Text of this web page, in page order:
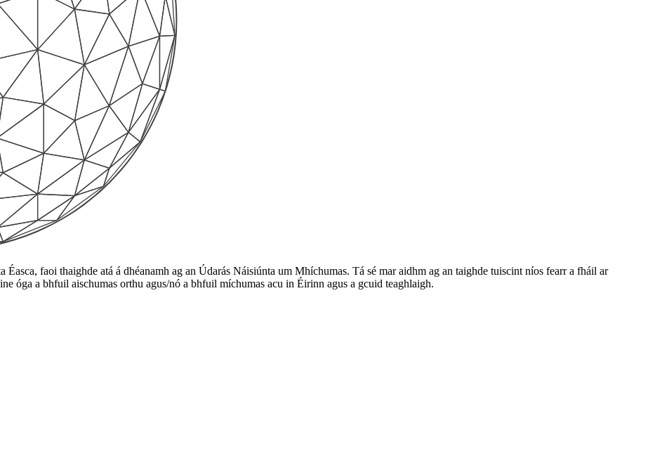
faoi thaighde atá á dhéanamh ag an Údarás Náisiúnta um Mhíchumas. Tá sé mar aidhm ag an taighde tuiscint níos fearr a fháil ar
óga a bhfuil aischumas orthu agus/nó a bhfuil míchumas acu in Éirinn agus a gcuid teaghlaigh.